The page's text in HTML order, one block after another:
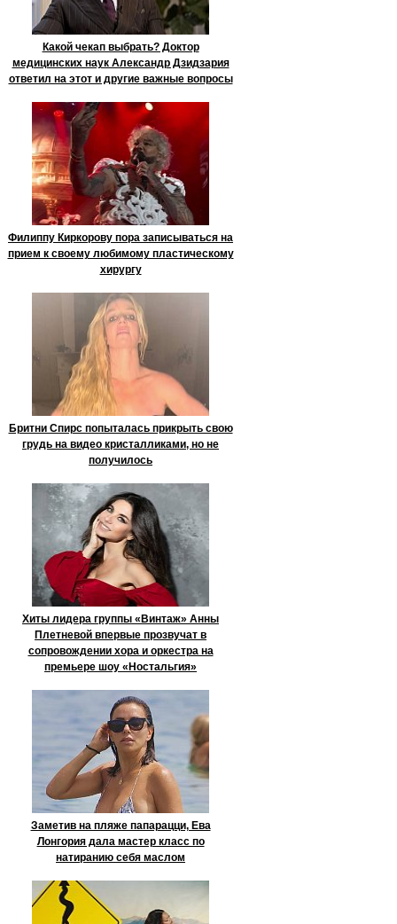
Какой чекап выбрать? Доктор
медицинских наук Александр Дзидзария
ответил на этот и другие важные вопросы
Филиппу Киркорову пора записываться на
прием к своему любимому пластическому
хирургу
Бритни Спирс попыталась прикрыть свою
грудь на видео кристалликами, но не
получилось
Хиты лидера группы «Винтаж» Анны
Плетневой впервые прозвучат в
сопровождении хора и оркестра на
премьере шоу «Ностальгия»
Заметив на пляже папарацци, Ева
Лонгория дала мастер класс по
натиранию себя маслом